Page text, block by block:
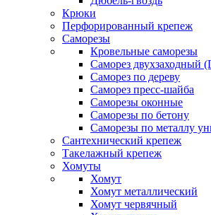
Крюки
Перфорированный крепеж
Саморезы
Кровельные саморезы
Саморез двухзаходный
Саморез по дереву
Саморез пресс-шайба
Саморезы оконные
Саморезы по бетону
Саморезы по металлу
Сантехнический крепеж
Такелажный крепеж
Хомуты
Хомут
Хомут металлический
Хомут червячный